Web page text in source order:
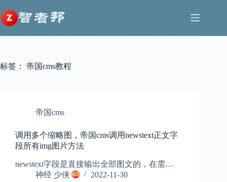
至
内
容
标签： 帝国cms教程
帝国cms
调用多个缩略图，帝国cms调用newstext正文字
段所有img图片方法
newstext字段是直接输出全部图文的，在需…
神经 少侠
2022-11-30